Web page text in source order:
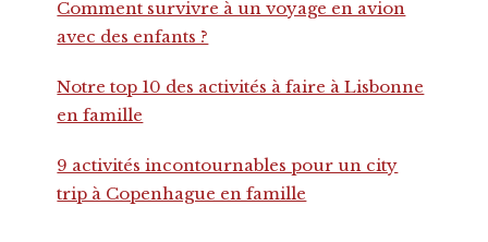
Comment survivre à un voyage en avion
avec des enfants ?
Notre top 10 des activités à faire à Lisbonne
en famille
9 activités incontournables pour un city
trip à Copenhague en famille